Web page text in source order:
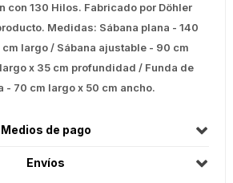
con 130 Hilos. Fabricado por Döhler
Medidas: Sábana plana - 140
largo / Sábana ajustable - 90 cm
x 35 cm profundidad / Funda de
- 70 cm largo x 50 cm ancho.
Medios de pago
Envíos